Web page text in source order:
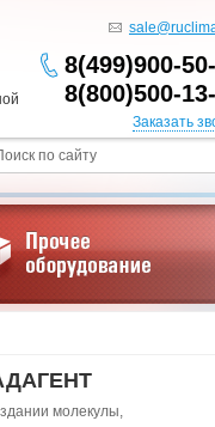
8(499)900-
8(800)500-
Заказать
молекулы,